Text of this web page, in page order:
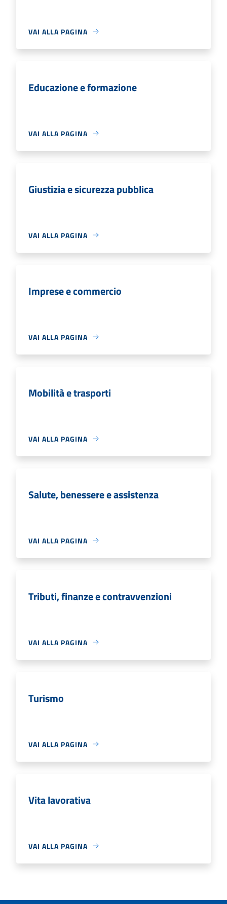
VAI ALLA PAGINA
Educazione e formazione
VAI ALLA PAGINA
Giustizia e sicurezza pubblica
VAI ALLA PAGINA
Imprese e commercio
VAI ALLA PAGINA
Mobilità e trasporti
VAI ALLA PAGINA
Salute, benessere e assistenza
VAI ALLA PAGINA
Tributi, finanze e contravvenzioni
VAI ALLA PAGINA
Turismo
VAI ALLA PAGINA
Vita lavorativa
VAI ALLA PAGINA